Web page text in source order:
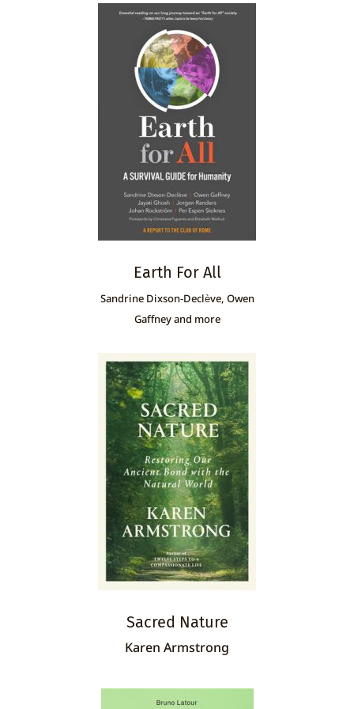
Earth For All
Sandrine Dixson-Declѐve, Owen
Gaffney and more
Sacred Nature
Karen Armstrong